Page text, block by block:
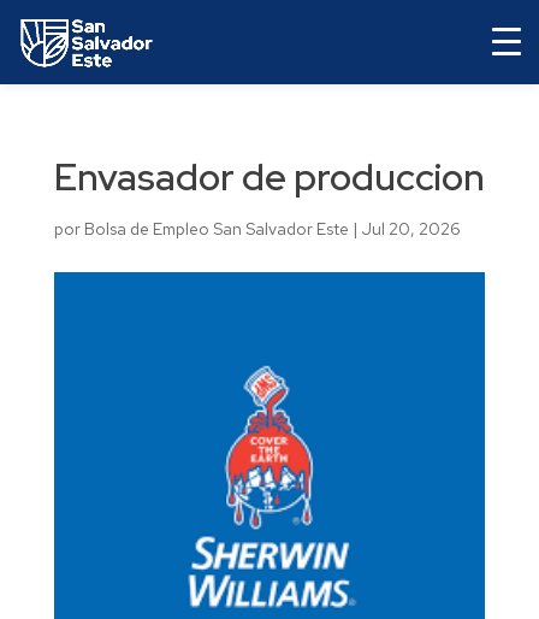
Envasador de produccion
por Bolsa de Empleo San Salvador Este | Jul 20, 2026